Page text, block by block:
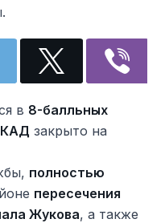
в 8-балльных
закрыто на
полностью
пересечения
Жукова, а также